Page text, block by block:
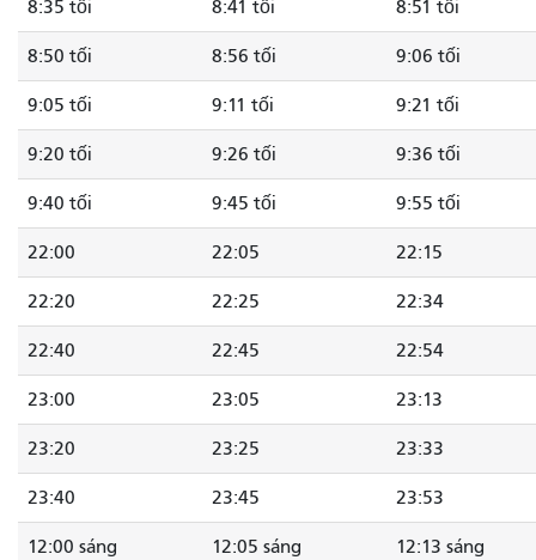
8:35 tối 8:41 tối 8:51 tối
8:50 tối 8:56 tối 9:06 tối
9:05 tối 9:11 tối 9:21 tối
9:20 tối 9:26 tối 9:36 tối
9:40 tối 9:45 tối 9:55 tối
22:00 22:05 22:15
22:20 22:25 22:34
22:40 22:45 22:54
23:00 23:05 23:13
23:20 23:25 23:33
23:40 23:45 23:53
12:00 sáng 12:05 sáng 12:13 sáng